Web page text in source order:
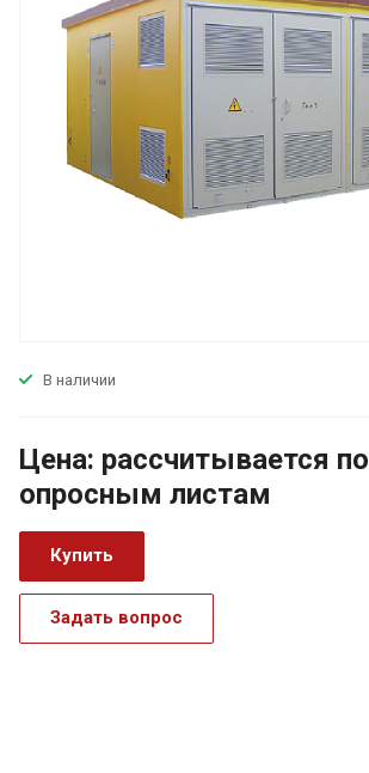
В наличии
Цена: рассчитывается по
опросным листам
Купить
Задать вопрос